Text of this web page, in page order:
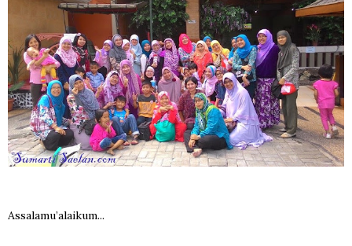
Assalamu’alaikum...